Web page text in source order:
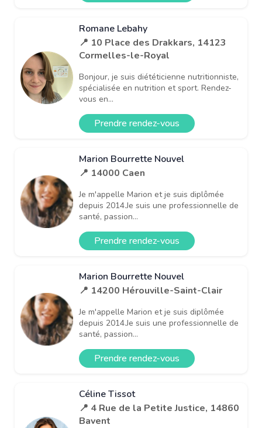
Romane Lebahy
📍 10 Place des Drakkars, 14123
Cormelles-le-Royal
Bonjour, je suis diététicienne nutritionniste,
spécialisée en nutrition et sport. Rendez-
vous en...
Prendre rendez-vous
Marion Bourrette Nouvel
📍 14000 Caen
Je m'appelle Marion et je suis diplômée
depuis 2014.Je suis une professionnelle de
santé, passion...
Prendre rendez-vous
Marion Bourrette Nouvel
📍 14200 Hérouville-Saint-Clair
Je m'appelle Marion et je suis diplômée
depuis 2014.Je suis une professionnelle de
santé, passion...
Prendre rendez-vous
Céline Tissot
📍 4 Rue de la Petite Justice, 14860
Bavent